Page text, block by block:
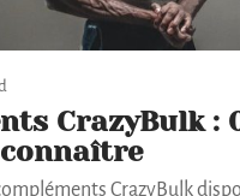
CrazyBulk :
CrazyBulk